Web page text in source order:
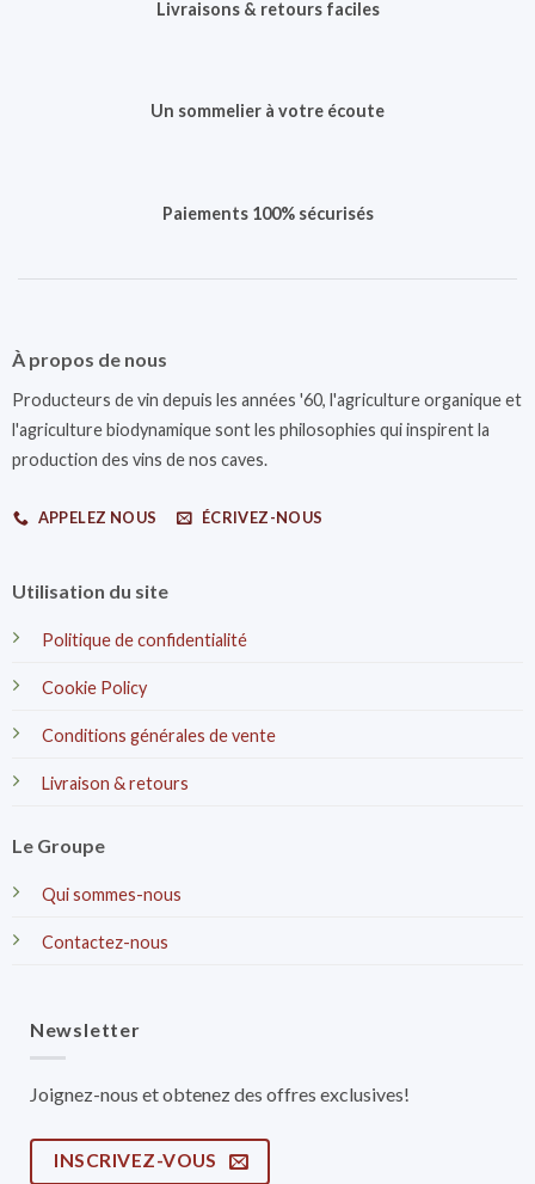
Livraisons & retours faciles
Un sommelier à votre écoute
Paiements 100% sécurisés
À propos de nous
Producteurs de vin depuis les années '60, l'agriculture organique et
l'agriculture biodynamique sont les philosophies qui inspirent la
production des vins de nos caves.
APPELEZ NOUS ÉCRIVEZ-NOUS
Utilisation du site
Politique de confidentialité
Cookie Policy
Conditions générales de vente
Livraison & retours
Le Groupe
Qui sommes-nous
Contactez-nous
Newsletter
Joignez-nous et obtenez des offres exclusives!
INSCRIVEZ-VOUS